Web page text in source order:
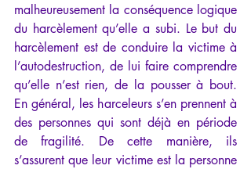
malheureusement la conséquence logique
du harcèlement qu’elle a subi. Le but du
harcèlement est de conduire la victime à
l’autodestruction, de lui faire comprendre
qu’elle n’est rien, de la pousser à bout.
En général, les harceleurs s’en prennent à
des personnes qui sont déjà en période
de fragilité. De cette manière, ils
s’assurent que leur victime est la personne